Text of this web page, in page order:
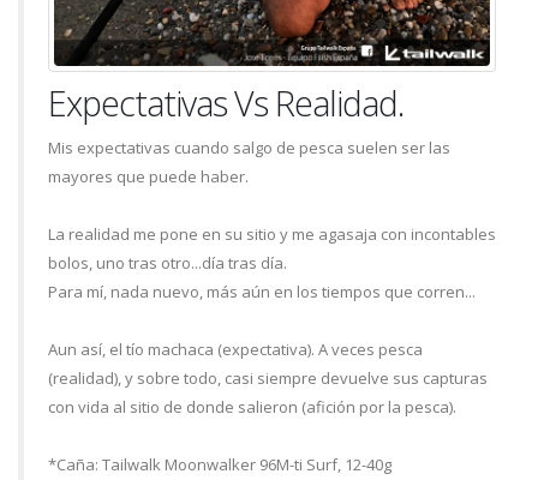
Expectativas Vs Realidad.
Mis expectativas cuando salgo de pesca suelen ser las
mayores que puede haber.
La realidad me pone en su sitio y me agasaja con incontables
bolos, uno tras otro...día tras día.
Para mí, nada nuevo, más aún en los tiempos que corren...
Aun así, el tío machaca (expectativa). A veces pesca
(realidad), y sobre todo, casi siempre devuelve sus capturas
con vida al sitio de donde salieron (afición por la pesca).
*Caña: Tailwalk Moonwalker 96M-ti Surf, 12-40g